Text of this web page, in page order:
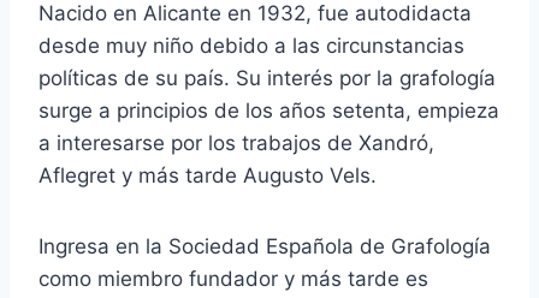
Nacido en Alicante en 1932, fue autodidacta
desde muy niño debido a las circunstancias
políticas de su país. Su interés por la grafología
surge a principios de los años setenta, empieza
a interesarse por los trabajos de Xandró,
Aflegret y más tarde Augusto Vels.
Ingresa en la Sociedad Española de Grafología
como miembro fundador y más tarde es